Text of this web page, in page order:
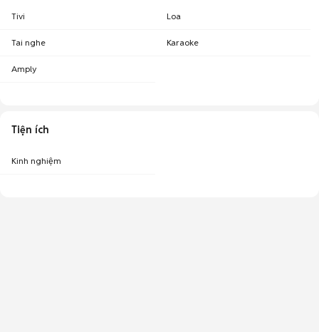
Tivi Loa
Tai nghe Karaoke
Amply
Tiện ích
Kinh nghiệm